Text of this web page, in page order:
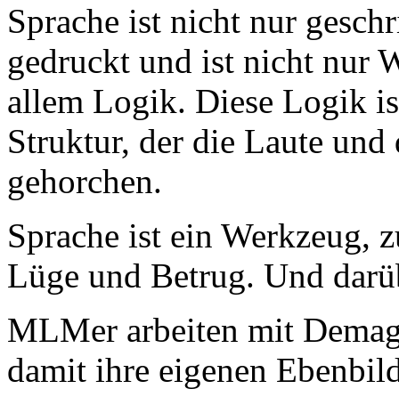
Sprache ist nicht nur
gedruckt und ist nicht nur
allem Logik. Diese Logik
Struktur, der die Laute und
gehorchen.
Sprache ist ein Werkzeug,
Lüge und Betrug. Und
MLMer arbeiten mit
damit ihre eigenen